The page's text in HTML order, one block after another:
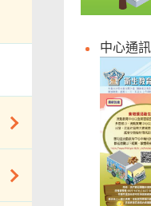
中心通